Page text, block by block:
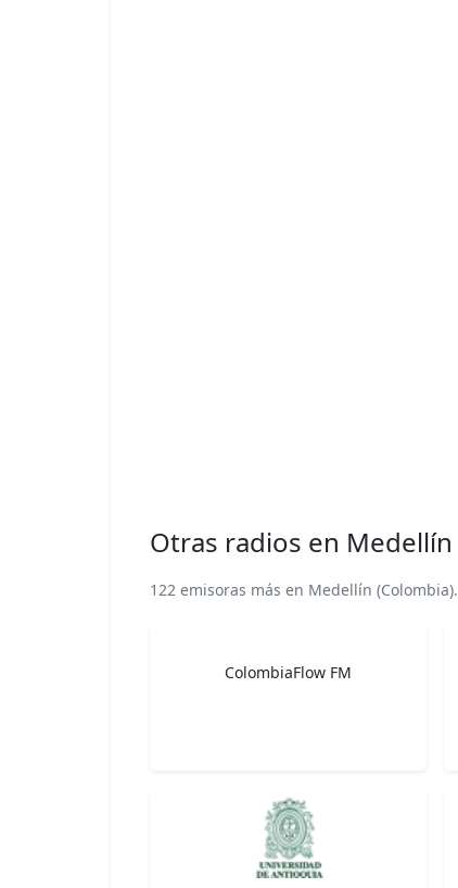
Otras radios en Medellín
122 emisoras más en Medellín (Colombia).
ColombiaFlow FM